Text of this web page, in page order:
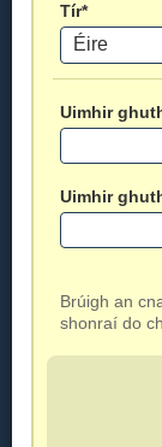
Tír*
Uimhir
Uimhir
Brúigh an
shonraí do